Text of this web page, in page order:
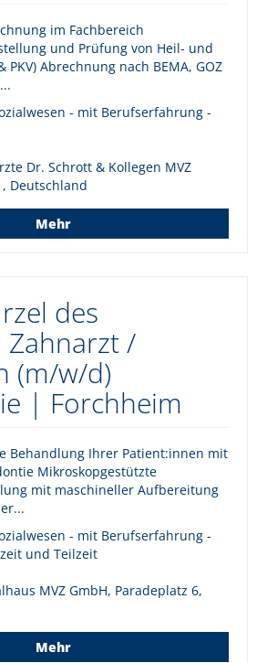
im Fachbereich
und Prüfung von Heil- und
PKV) Abrechnung nach BEMA, GOZ
- mit Berufserfahrung -
Dr. Schrott & Kollegen MVZ
Deutschland
Mehr
des
Zahnarzt /
(m/w/d)
| Forchheim
Behandlung Ihrer Patient:innen mit
Mikroskopgestützte
mit maschineller Aufbereitung
- mit Berufserfahrung -
und Teilzeit
MVZ GmbH, Paradeplatz 6,
Mehr